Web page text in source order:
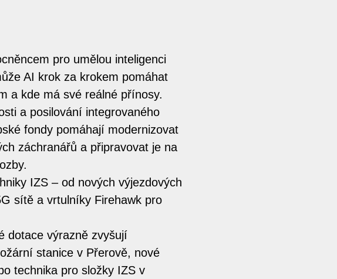
pro umělou inteligenci
AI krok za krokem pomáhat
a kde má své reálné přínosy.
a posilování integrovaného
fondy pomáhají modernizovat
záchranářů a připravovat je na
IZS – od nových výjezdových
sítě a vrtulníky Firehawk pro
dotace výrazně zvyšují
stanice v Přerově, nové
technika pro složky IZS v